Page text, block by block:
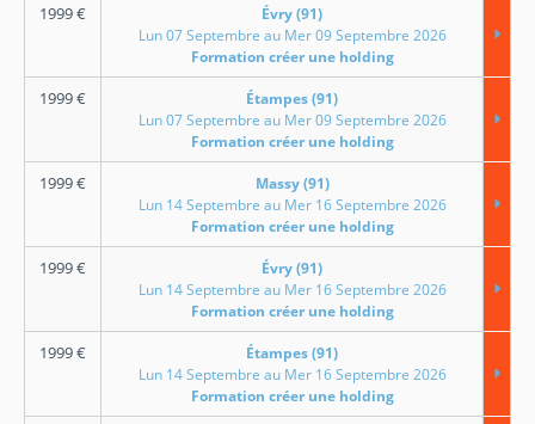
1999€
Évry (91)
Lun 07 Septembre au Mer 09 Septembre 2026
Formation créer une holding
1999€
Étampes (91)
Lun 07 Septembre au Mer 09 Septembre 2026
Formation créer une holding
1999€
Massy (91)
Lun 14 Septembre au Mer 16 Septembre 2026
Formation créer une holding
1999€
Évry (91)
Lun 14 Septembre au Mer 16 Septembre 2026
Formation créer une holding
1999€
Étampes (91)
Lun 14 Septembre au Mer 16 Septembre 2026
Formation créer une holding